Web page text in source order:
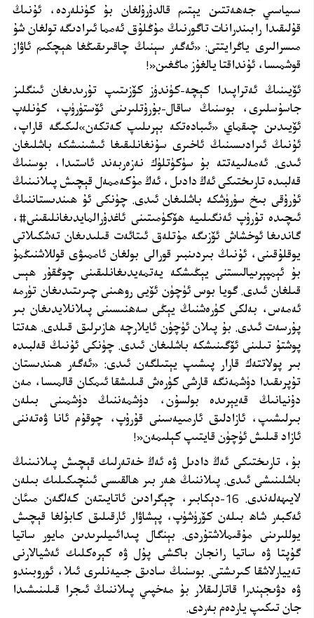
سىياسىي جەھەتتىن يېتىم قالدۇرۇلغان بۇ كۈنلەردە، ئۇنىڭ
قۇلىقىدا رابىندرانات تاگورنىڭ مۇڭلۇق ئەمما ئىرادىگە تولغان شۇ
مىسرالىرى ياڭرايتتى: «ئەگەر سېنىڭ چاقىرىقىڭغا ھېچكىم ئاۋاز
قوشمىسا، ئۇنداقتا يالغۇز ماڭغىن!»
ئۆيىنىڭ ئەتراپىدا كېچە-كۈندۈز كۆزىتىپ تۇرىدىغان ئىنگلىز
جاسۇسلىرى، بوسنىڭ ساقال-بۇرۇتلىرىنى ئۆستۈرۈپ، كۈنلەپ
ئۆيىدىن چىقماي «ئىبادەتكە بېرىلىپ كەتكەن»لىكىگە قاراپ،
ئۇنىڭ ئىرادىسىنىڭ ئاخىرى سۇنغانلىقىغا ئىشىنىشكە باشلىغان
ئىدى. ئەمەلىيەتتە بۇ سۈكۈتلۈك نەزەربەند ئاستىدا، بوسنىڭ
قەلبىدە تارىختىكى ئەڭ دادىل، ئەڭ مۇكەممەل قېچىش پىلانىنىڭ
ئۇرۇقى بىخ سۈرۈشكە باشلىغان ئىدى. چۈنكى ئۇ ھىندىستاننىڭ
ئىچىدە تۇرۇپ ئەنگىلىيە ھۆكۈمىتىنى ئاغدۇرالمايدىغانلىقىنى#،
گاندىغا ئوخشاش ئۆزىگە مۇتلەق ئىتائەت قىلىدىغان تەشكىلاتى
يوقلۇقىنى، ئۇنىڭ بىردىنبىر قورالى بولغان ئاممىۋى قوللاشنىڭمۇ
بۇ ئېمپېرىيالىستنى يېڭىشكە يەتمەيدىغانلىقىنى چوڭقۇر ھېس
قىلغان ئىدى. گويا بوس ئۈچۈن ئۆيى روھىنى چىرىتىدىغان تۈرمە
ئەمەس، بەلكى كۈرەشنىڭ يېڭى سەھنىسىنى پىلانلايدىغان بىر
پۇرسەت ئىدى. بۇ پىلان ئۈچۈن ئايلارچە ھازىرلىق قىلدى. ھەتتا
پوشتۇ تىلىنى ئۆگىنىشكە باشلىغان ئىدى. چۈنكى ئۇنىڭ قەلبىدە
بىر پولاتتەك قارار پىشىپ يېتىلگەن ئىدى: «ئەگەر ھىندىستان
تۇپرىقىدا دۈشمەنگە قارشى كۈرەش قىلىشقا ئىمكان قالمىسا، مەن
دۇنيانىڭ قەيېرىدە بولسۇن، دۈشمەننىڭ دۈشمىنى بىلەن
بىرلىشىپ، ئازادلىق ئارمىيەسىنى قۇرۇپ، چوقۇم ئانا ۋەتەننى
ئازاد قىلىش ئۈچۈن قايتىپ كېلىمەن!»
بۇ، تارىختىكى ئەڭ دادىل ۋە ئەڭ خەتەرلىك قېچىش پىلانىنىڭ
باشلىنىشى ئىدى. پىلاننىڭ ھەر بىر ھالقىسى ئىنچىكىلىك بىلەن
لايىھەلەندى. 16-دېكابىر، چېگرادىن ئاتايىتەن كەلگەن مىئان
ئەكبەر شاھ بىلەن كۆرۈشۈپ، پېشاۋار ئارقىلىق كابۇلغا قېچىش
يوللىرىنى مۇقىملاشتۇردى. بېنگال پىدائىيلىرىدىن مايور ساتيا
گۇپتا ۋە ساتيا رانجان باكشى پۇل ۋە كېرەكلىك ئەشيالارنى
تەييارلاشقا كىرىشتى. بوسنىڭ سادىق جىيەنلىرى ئىلا، ئوروبىندو
ۋە دۋىجېندرا قاتارلىقلار بۇ مەخپىي پىلاننىڭ ئىجرا قىلىنىشىدا
جان تىكىپ ياردەم بەردى.